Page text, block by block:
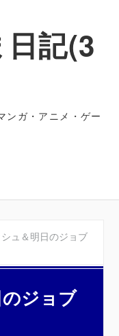
記(3
ンガ・アニメ・ゲー
ュ＆明日のジョブ
ジョブ